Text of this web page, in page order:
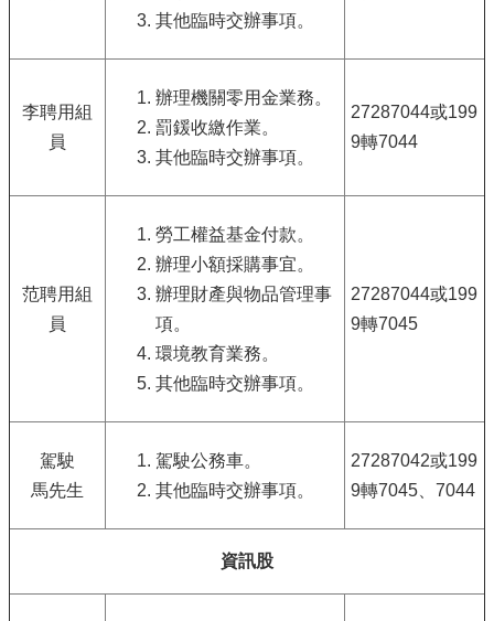
其他臨時交辦事項。
李聘用組
員
辦理機關零用金業務。
罰鍰收繳作業。
其他臨時交辦事項。
27287044或199
9轉7044
范聘用組
員
勞工權益基金付款。
辦理小額採購事宜。
辦理財產與物品管理事
項。
環境教育業務。
其他臨時交辦事項。
27287044或199
9轉7045
駕駛
馬先生
駕駛公務車。
其他臨時交辦事項。
27287042或199
9轉7045、7044
資訊股